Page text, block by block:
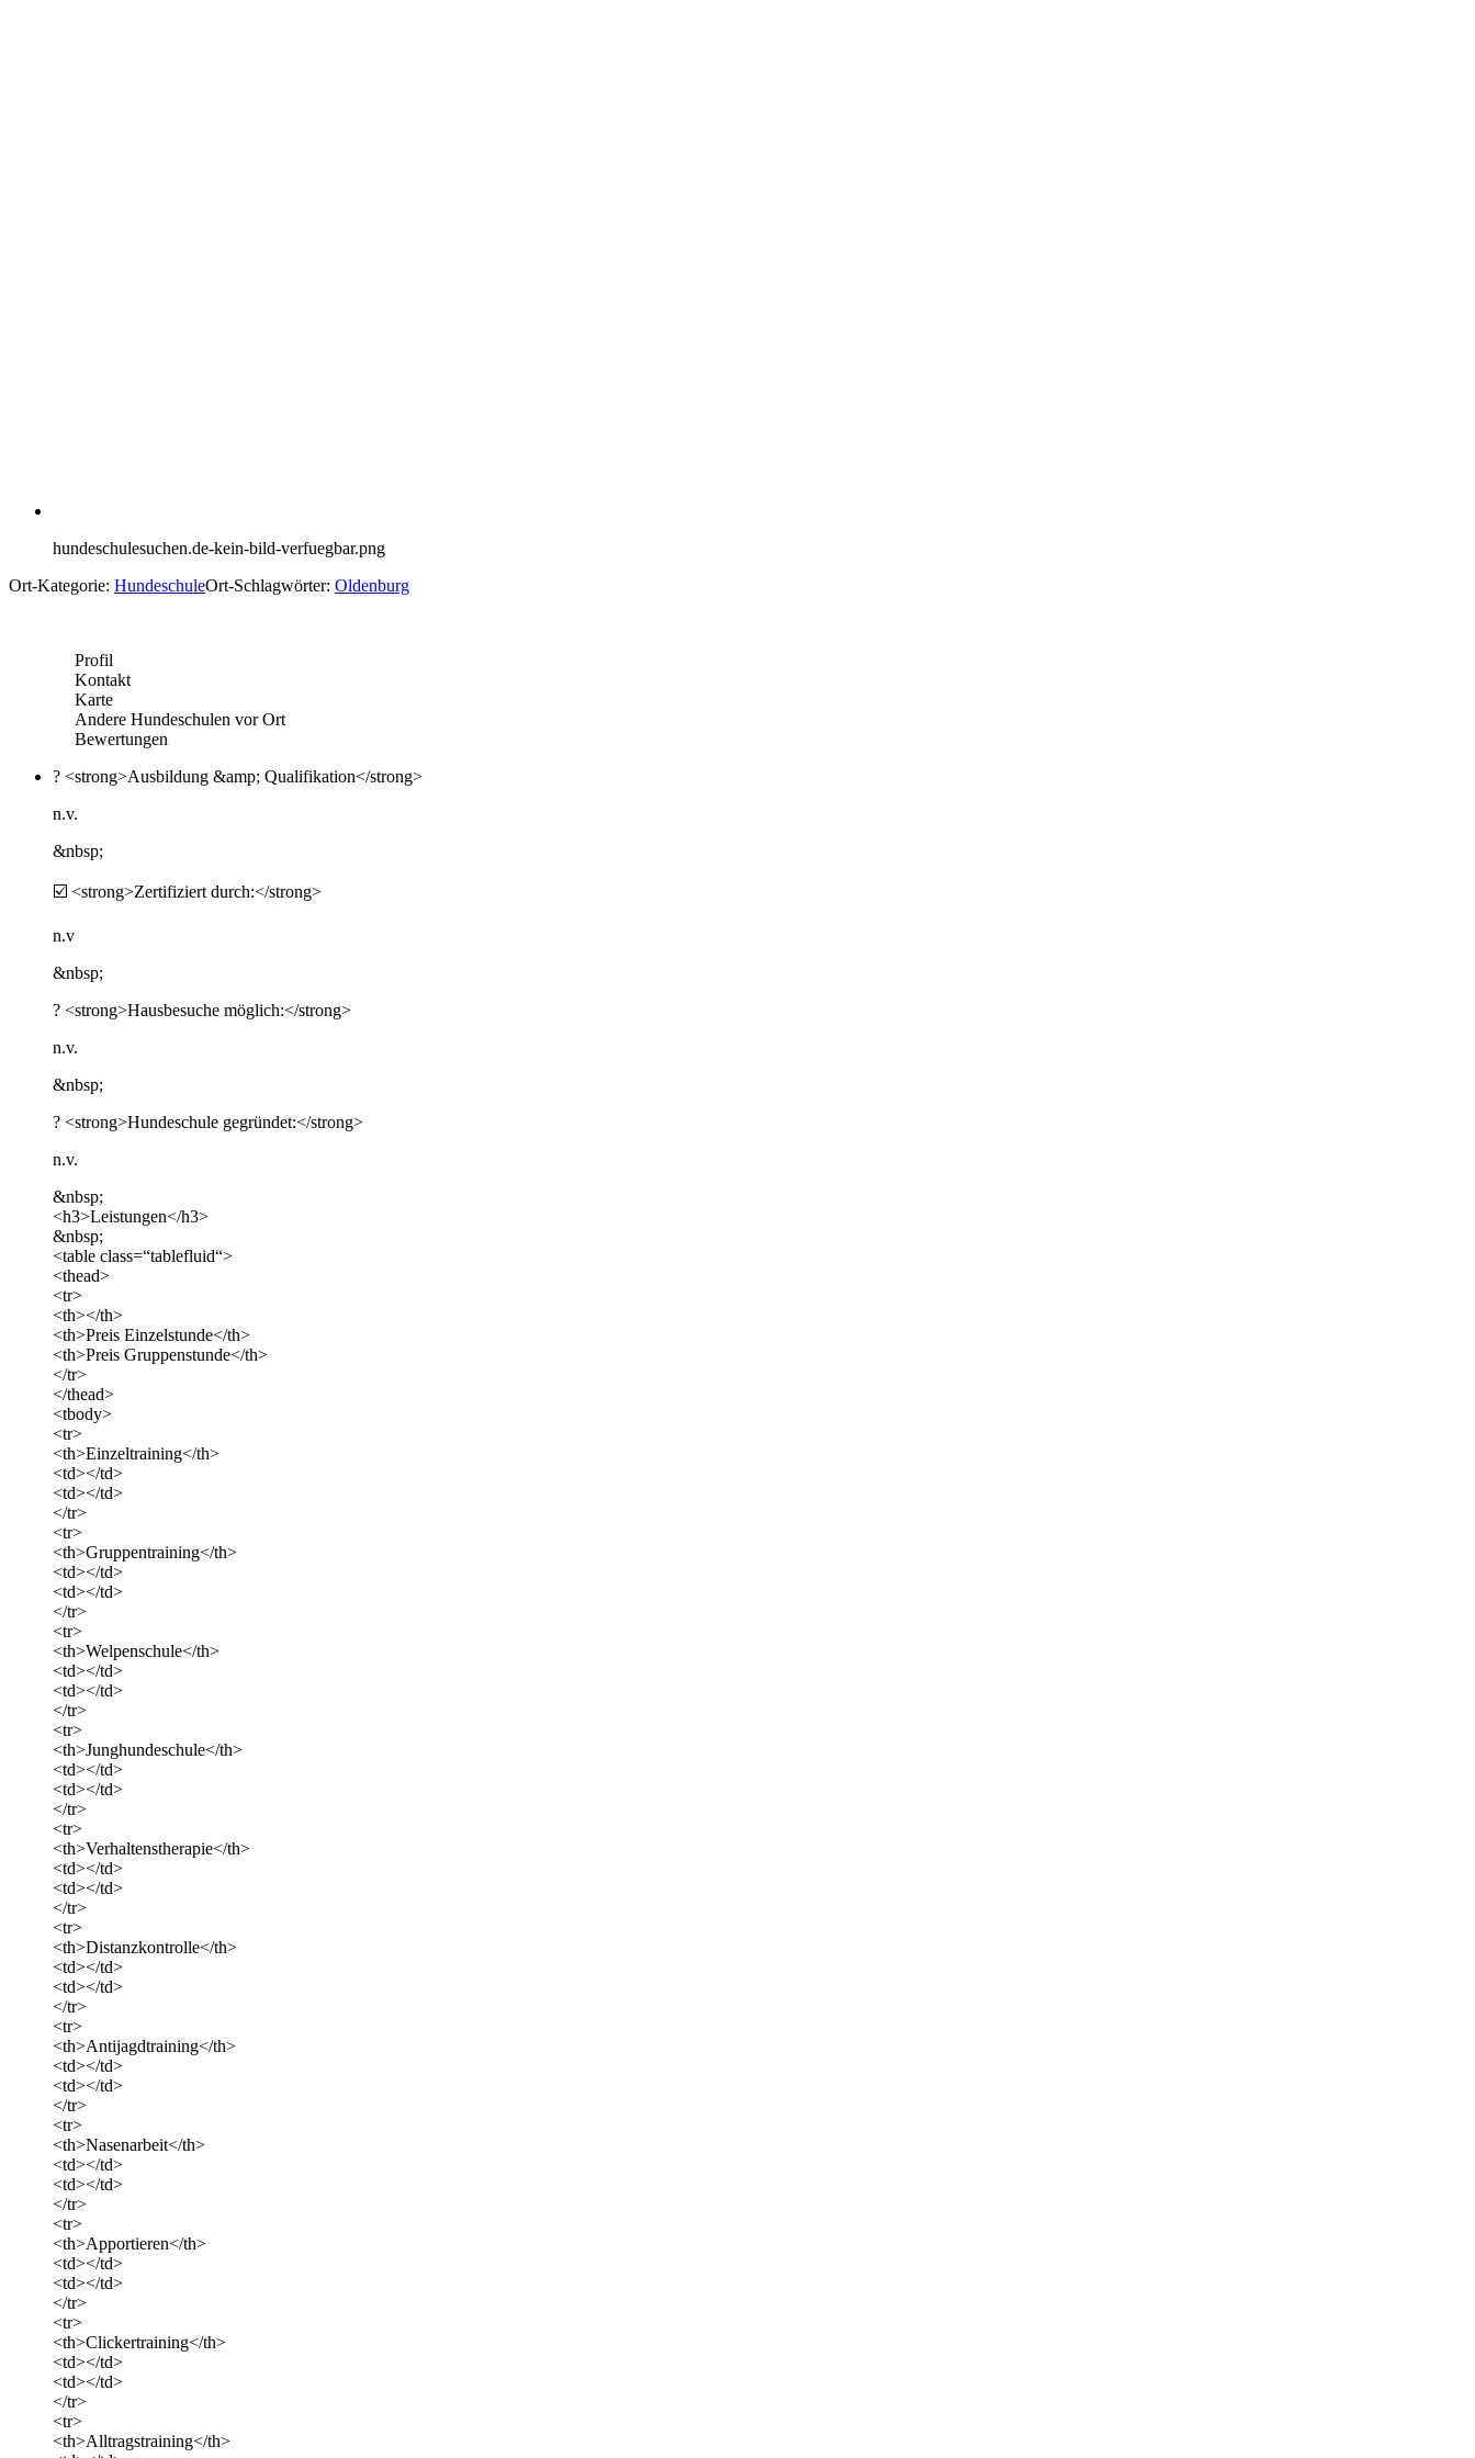
hundeschulesuchen.de-kein-bild-verfuegbar.png
Ort-Kategorie: HundeschuleOrt-Schlagwörter: Oldenburg
Profil
Kontakt
Karte
Andere Hundeschulen vor Ort
Bewertungen
? <strong>Ausbildung &amp; Qualifikation</strong>
n.v.
&nbsp;
☑️ <strong>Zertifiziert durch:</strong>
n.v
&nbsp;
? <strong>Hausbesuche möglich:</strong>
n.v.
&nbsp;
? <strong>Hundeschule gegründet:</strong>
n.v.
&nbsp;
<h3>Leistungen</h3>
&nbsp;
<table class=“tablefluid“>
<thead>
<tr>
<th></th>
<th>Preis Einzelstunde</th>
<th>Preis Gruppenstunde</th>
</tr>
</thead>
<tbody>
<tr>
<th>Einzeltraining</th>
<td></td>
<td></td>
</tr>
<tr>
<th>Gruppentraining</th>
<td></td>
<td></td>
</tr>
<tr>
<th>Welpenschule</th>
<td></td>
<td></td>
</tr>
<tr>
<th>Junghundeschule</th>
<td></td>
<td></td>
</tr>
<tr>
<th>Verhaltenstherapie</th>
<td></td>
<td></td>
</tr>
<tr>
<th>Distanzkontrolle</th>
<td></td>
<td></td>
</tr>
<tr>
<th>Antijagdtraining</th>
<td></td>
<td></td>
</tr>
<tr>
<th>Nasenarbeit</th>
<td></td>
<td></td>
</tr>
<tr>
<th>Apportieren</th>
<td></td>
<td></td>
</tr>
<tr>
<th>Clickertraining</th>
<td></td>
<td></td>
</tr>
<tr>
<th>Alltragstraining</th>